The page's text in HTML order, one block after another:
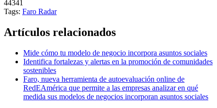
44341
Tags: Faro Radar
Artículos relacionados
Mide cómo tu modelo de negocio incorpora asuntos sociales
Identifica fortalezas y alertas en la promoción de comunidades
sostenibles
Faro, nueva herramienta de autoevaluación online de
RedEAmérica que permite a las empresas analizar en qué
medida sus modelos de negocios incorporan asuntos sociales